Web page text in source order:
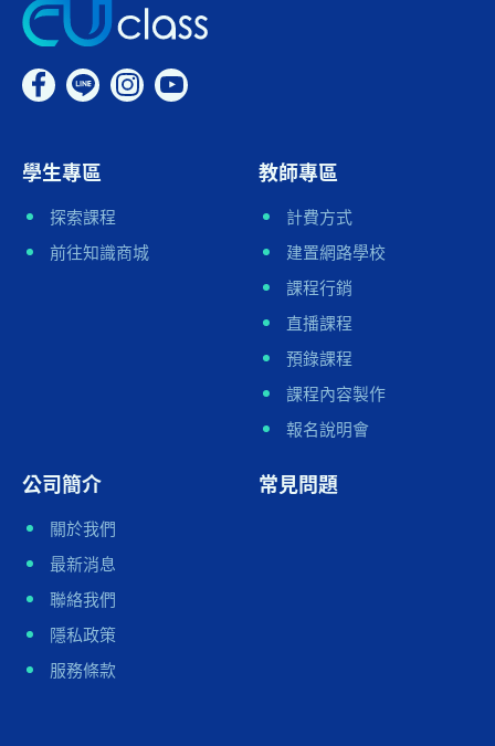
學生專區
探索課程
前往知識商城
教師專區
計費方式
建置網路學校
課程行銷
直播課程
預錄課程
課程內容製作
報名說明會
公司簡介
關於我們
最新消息
聯絡我們
隱私政策
服務條款
常見問題